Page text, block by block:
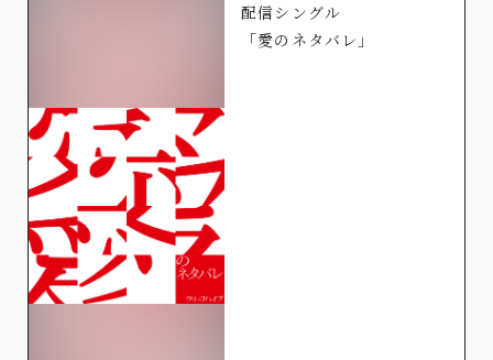
配信シングル
「愛のネタバレ」